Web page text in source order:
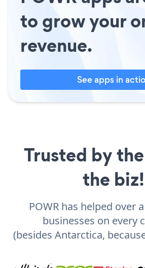
to grow your
revenue.
See apps in
Trusted by
the biz!
POWR has helped over
businesses on every
(besides Antarctica,